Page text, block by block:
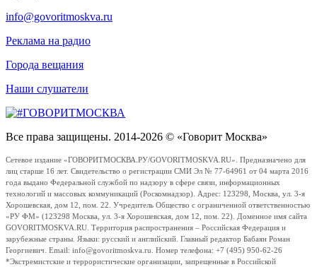
info@govoritmoskva.ru
Реклама на радио
Города вещания
Наши слушатели
Все права защищены. 2014-2026 © «Говорит Москва»
Сетевое издание «ГОВОРИТМОСКВА.РУ/GOVORITMOSKVA.RU». Предназначено для
лиц старше 16 лет. Свидетельство о регистрации СМИ Эл № 77-64961 от 04 марта 2016
года выдано Федеральной службой по надзору в сфере связи, информационных
технологий и массовых коммуникаций (Роскомнадзор). Адрес: 123298, Москва, ул. 3-я
Хорошевская, дом 12, пом. 22. Учредитель Общество с ограниченной ответственностью
«РУ ФМ» (123298 Москва, ул. 3-я Хорошевская, дом 12, пом. 22). Доменное имя сайта
GOVORITMOSKVA.RU. Территория распространения – Российская Федерация и
зарубежные страны. Языки: русский и английский. Главный редактор Бабаян Роман
Георгиевич. Email: info@govoritmoskva.ru. Номер телефона: +7 (495) 950-62-26
*Экстремистские и террористические организации, запрещенные в Российской